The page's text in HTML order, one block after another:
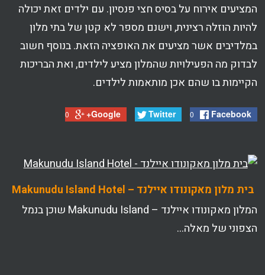
המציעים אירוח על בסיס חצי פנסיון. עם ילדים זאת יכולה
להיות הוזלה רצינית, וישנם מספר לא קטן של בתי מלון
במלדיבים אשר מציעים את האופציה הזאת. בנוסף חשוב
לבדוק מה הפעילויות שהמלון מציע לילדים, ואת הבריכות
הקיימות בו שהם אכן מותאמות לילדים.
Facebook
0
Twitter
Google+
0
בית מלון מאקונודו איילנד – Makunudu Island Hotel
המלון מאקונודו איילנד – Makunudu Island שוכן בנמל
הצפוני של מאלה…